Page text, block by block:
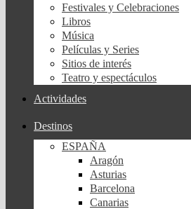
Festivales y Celebraciones
Libros
Música
Películas y Series
Sitios de interés
Teatro y espectáculos
Actividades
Destinos
ESPAÑA
Aragón
Asturias
Barcelona
Canarias